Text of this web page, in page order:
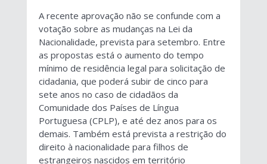
A recente aprovação não se confunde com a
votação sobre as mudanças na Lei da
Nacionalidade, prevista para setembro. Entre
as propostas está o aumento do tempo
mínimo de residência legal para solicitação de
cidadania, que poderá subir de cinco para
sete anos no caso de cidadãos da
Comunidade dos Países de Língua
Portuguesa (CPLP), e até dez anos para os
demais. Também está prevista a restrição do
direito à nacionalidade para filhos de
estrangeiros nascidos em território